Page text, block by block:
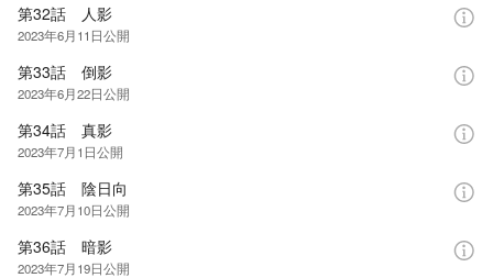
第32話 人影
2023年6月11日公開
第33話 倒影
2023年6月22日公開
第34話 真影
2023年7月1日公開
第35話 陰日向
2023年7月10日公開
第36話 暗影
2023年7月19日公開